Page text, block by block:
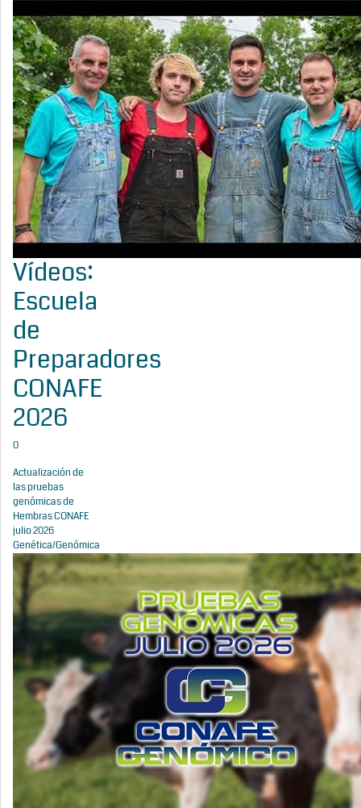
Vídeos:
Escuela
de
Preparadores
CONAFE
2026
0
Actualización de
las pruebas
genómicas de
Hembras CONAFE
julio 2026
Genética/Genómica